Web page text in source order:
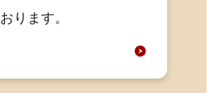
ります。